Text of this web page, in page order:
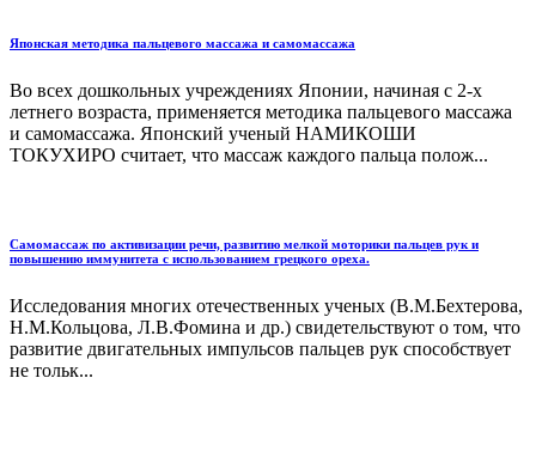
Японская методика пальцевого массажа и самомассажа
Во всех дошкольных учреждениях Японии, начиная с 2-х
летнего возраста, применяется методика пальцевого массажа
и самомассажа. Японский ученый НАМИКОШИ
ТОКУХИРО считает, что массаж каждого пальца полож...
Самомассаж по активизации речи, развитию мелкой моторики пальцев рук и
повышению иммунитета с использованием грецкого ореха.
Исследования многих отечественных ученых (В.М.Бехтерова,
Н.М.Кольцова, Л.В.Фомина и др.) свидетельствуют о том, что
развитие двигательных импульсов пальцев рук способствует
не тольк...